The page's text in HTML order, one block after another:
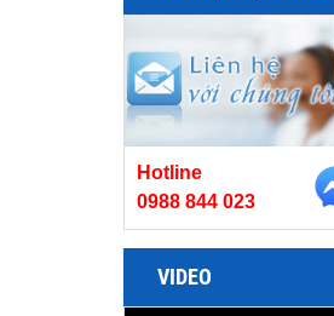
Hotline
0988 844 023
VIDEO